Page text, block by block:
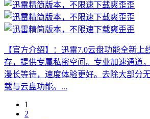
【官方介绍】：迅雷7.0云盘功能全新上
存，提供专属私密空间。专业加速通道
漫长等待，速度体验更好。去除大部分
载与云盘功能。...
1
2